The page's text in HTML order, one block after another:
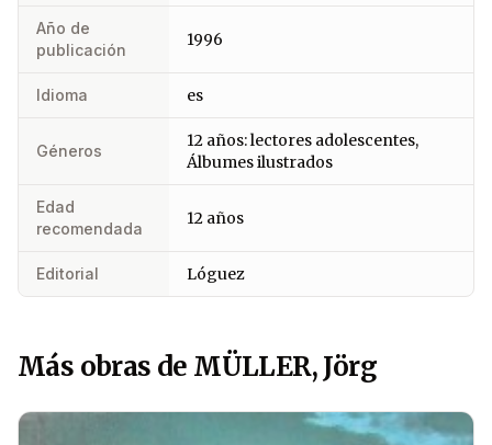
Año de
publicación
1996
Idioma es
Géneros
12 años: lectores adolescentes,
Álbumes ilustrados
Edad
recomendada
12 años
Editorial Lóguez
Más obras de MÜLLER, Jörg